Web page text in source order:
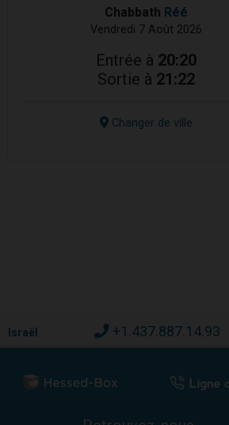
Chabbath Réé
Vendredi 7 Août 2026
Entrée à 20:20
Sortie à 21:22
Changer de ville
Israël +1.437.887.14.93